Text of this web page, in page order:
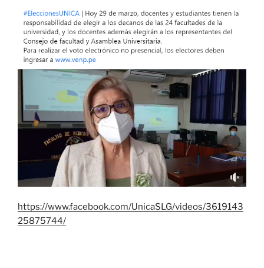
https://www.facebook.com/UnicaSLG/videos/3619143
25875744/